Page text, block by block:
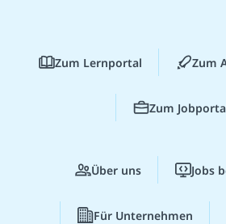
Zum Lernportal Zum
Zum
Über uns Jobs
Für Unternehmen